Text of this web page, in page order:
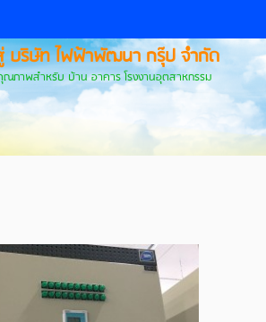
บริษัท ไฟฟ้าพัฒนา กรุ๊ป จำกัด
น อาคาร โรงงานอุตสาหกรรม